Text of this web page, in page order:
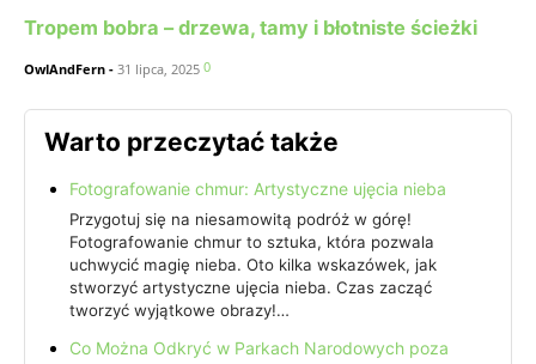
Tropem bobra – drzewa, tamy i błotniste ścieżki
OwlAndFern - 31 lipca, 2025 0
Warto przeczytać także
Fotografowanie chmur: Artystyczne ujęcia nieba
Przygotuj się na niesamowitą podróż w górę!
Fotografowanie chmur to sztuka, która pozwala
uchwycić magię nieba. Oto kilka wskazówek, jak
stworzyć artystyczne ujęcia nieba. Czas zacząć
tworzyć wyjątkowe obrazy!…
Co Można Odkryć w Parkach Narodowych poza